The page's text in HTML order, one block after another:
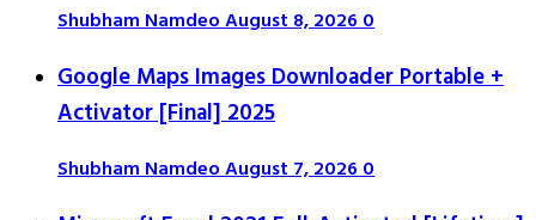
Shubham NamdeoAugust 8, 20260
Google Maps Images Downloader Portable +
Activator [Final] 2025
Shubham NamdeoAugust 7, 20260